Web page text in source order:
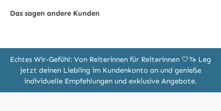
Das sagen andere Kunden
Echtes Wir-Gefühl: Von Reiterinnen für Reiterinnen 🤍🦄 Leg
jetzt deinen Liebling im Kundenkonto an und genieße
individuelle Empfehlungen und exklusive Angebote.